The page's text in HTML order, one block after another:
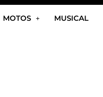
MOTOS MUSICAL